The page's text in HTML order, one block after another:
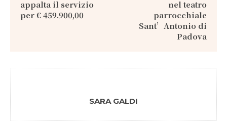
appalta il servizio
per € 459.900,00
nel teatro
parrocchiale
Sant’Antonio di
Padova
SARA GALDI